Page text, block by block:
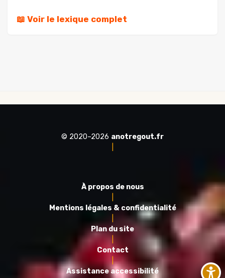
📖 Voir le lexique complet
© 2020–2026 anotregout.fr
À propos de nous
Mentions légales & confidentialité
Plan du site
|
Contact
|
Assistance accessibilité